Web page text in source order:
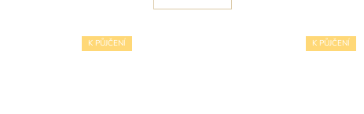
K PŮJČENÍ K PŮJČENÍ